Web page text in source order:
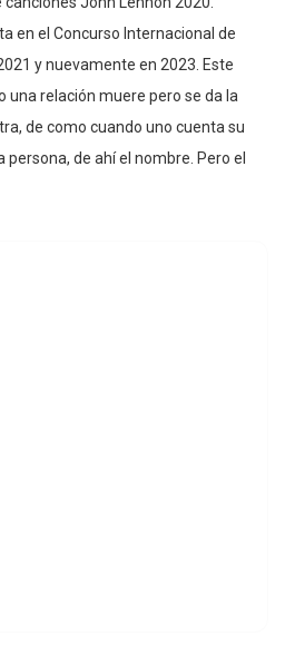
en el Concurso Internacional de
y nuevamente en 2023. Este
una relación muere pero se da la
de como cuando uno cuenta su
de ahí el nombre. Pero el